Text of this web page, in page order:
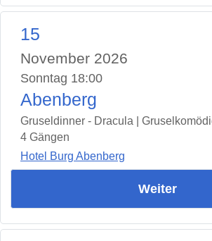
15
November 2026
Sonntag 18:00
Abenberg
Gruseldinner - Dracula |
4 Gängen
Hotel Burg Abenberg
Weiter